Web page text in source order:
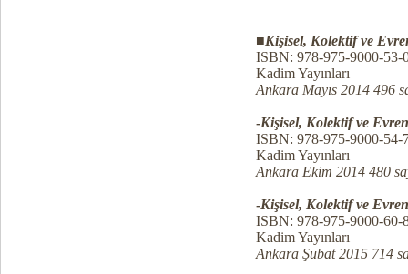
■Kişisel, Kolektif ve
ISBN: 978-975-9000-53-
Kadim Yayınları
Ankara Mayıs 2014 496
-Kişisel, Kolektif ve
ISBN: 978-975-9000-54-
Kadim Yayınları
Ankara Ekim 2014 480
-Kişisel, Kolektif ve
ISBN: 978-975-9000-60-
Kadim Yayınları
Ankara Şubat 2015 714